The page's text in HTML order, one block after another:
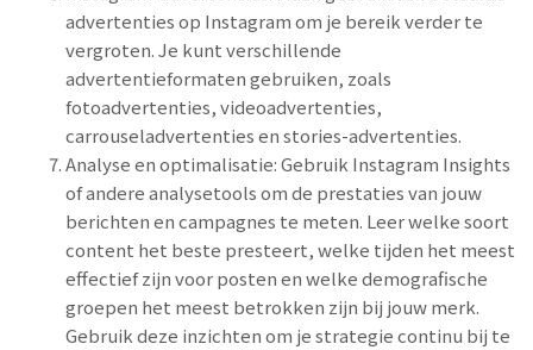
advertenties op Instagram om je bereik verder te
vergroten. Je kunt verschillende
advertentieformaten gebruiken, zoals
fotoadvertenties, videoadvertenties,
carrouseladvertenties en stories-advertenties.
Analyse en optimalisatie: Gebruik Instagram Insights
of andere analysetools om de prestaties van jouw
berichten en campagnes te meten. Leer welke soort
content het beste presteert, welke tijden het meest
effectief zijn voor posten en welke demografische
groepen het meest betrokken zijn bij jouw merk.
Gebruik deze inzichten om je strategie continu bij te